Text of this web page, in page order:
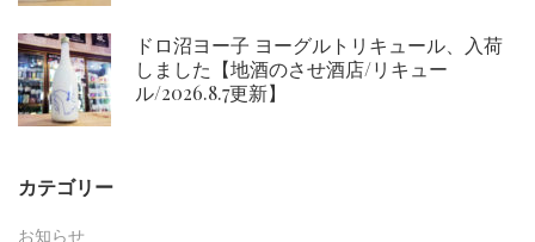
ドロ沼ヨー子 ヨーグルトリキュール、入荷
しました【地酒のさせ酒店/リキュー
ル/2026.8.7更新】
カテゴリー
お知らせ